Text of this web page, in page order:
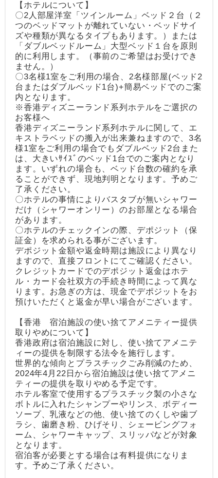
【ホテルについて】
〇2人部屋洋室「ツインルーム」ベッド２台（２
つのベッドマットが離れていない・ベッドサイ
ズや種類が異なるタイプもあります。）または
「ダブルベッドルーム」大型ベッド１台を原則
的に利用します。（事前のご希望はお受けでき
ません。）
〇3名様1室をご利用の場合、2名様部屋(ベッド2
台またはダブルベッド1台)+簡易ベッドでのご案
内となります。
※香港ディズニーランド系列ホテルをご選択の
お客様へ
香港ディズニーランド系列ホテルに関して、エ
キストラベッドの搬入が出来兼ねますので、3名
様1室をご利用の場合でもダブルベッド2台また
は、大きいｻｲｽﾞのベッド1台でのご案内となり
ます。いずれの場合も、ベッド台数の確約を承
ることができず、現地判明となります。予めご
了承ください。
〇ホテルの事情によりバスタブが無いシャワー
だけ（シャワーオンリー）のお部屋となる場合
があります。
〇ホテルのチェックインの際、デポジット（保
証金）を求められる事がございます。
デポジット金額や返金時期は施設により異なり
ますので、直接フロントにてご確認ください。
クレジットカードでのデポジット返金はホテ
ル・カード会社双方の手続き時間によって異な
ります。お急ぎの方は、現金でデポジットをお
預けいただくと返金が早い場合がございます。
【香港 宿泊施設の使い捨てアメニティー提供
取りやめについて】
香港政府は宿泊施設に対し、使い捨てアメニテ
ィーの提供を制限する法令を施行します。
世界的な傾向とプラスチックごみ削減のため、
2024年4月22日から宿泊施設は使い捨てアメニ
ティーの提供を取りやめる予定です。
ホテル客室で使用するプラスチック製の小さな
ボトルに入れたシャンプーやリンス、ボディー
ソープ、乳液などの他、使い捨てのくしや歯ブ
ラシ、歯磨き粉、ひげそり、シェービングフォ
ーム、シャワーキャップ、スリッパなどが対象
となります。
宿泊客が必要とする場合は有料提供になりま
す。予めご了承ください。